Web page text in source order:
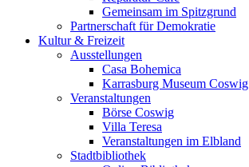
Gemeinsam im Spitzgrund
Partnerschaft für Demokratie
Kultur & Freizeit
Ausstellungen
Casa Bohemica
Karrasburg Museum Coswig
Veranstaltungen
Börse Coswig
Villa Teresa
Veranstaltungen im Elbland
Stadtbibliothek